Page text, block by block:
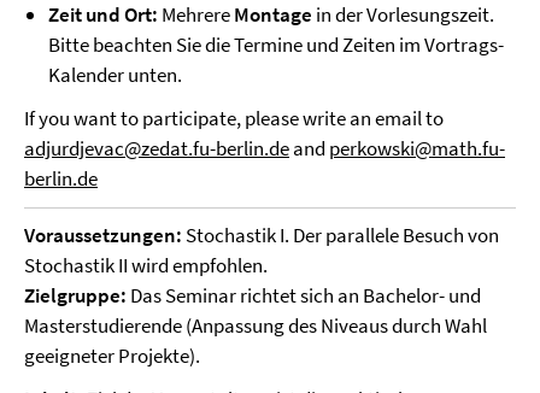
Zeit und Ort: MehrereMontage in der Vorlesungszeit.
Bitte beachten Sie die Termine und Zeiten im Vortrags-
Kalender unten.
If you want to participate, please write an email to
adjurdjevac@zedat.fu-berlin.deand perkowski@math.fu-
berlin.de
Voraussetzungen: Stochastik I. Der parallele Besuch von
Stochastik II wird empfohlen.
Zielgruppe: Das Seminar richtet sich an Bachelor- und
Masterstudierende (Anpassung des Niveaus durch Wahl
geeigneter Projekte).